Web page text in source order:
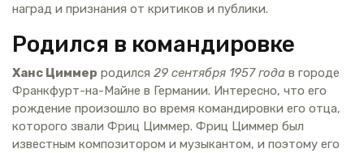
наград и признания от критиков и публики.
Родился в командировке
Ханс Циммер родился 29 сентября 1957 года в городе
Франкфурт-на-Майне в Германии. Интересно, что его
рождение произошло во время командировки его отца,
которого звали Фриц Циммер. Фриц Циммер был
известным композитором и музыкантом, и поэтому его